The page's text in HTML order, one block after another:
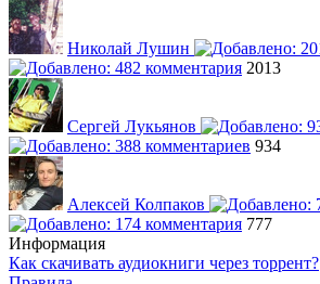
Николай Лушин
2013
Сергей Лукьянов
934
Алексей Колпаков
777
Информация
Как скачивать аудиокниги через торрент?